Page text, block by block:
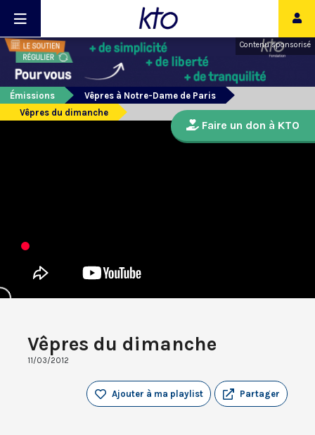
Contenu sponsorisé
Émissions
Vêpres à Notre-Dame de Paris
Vêpres du dimanche
Vêpres du dimanche
11/03/2012
Partager
Ajouter à ma playlist
Faire un don à KTO